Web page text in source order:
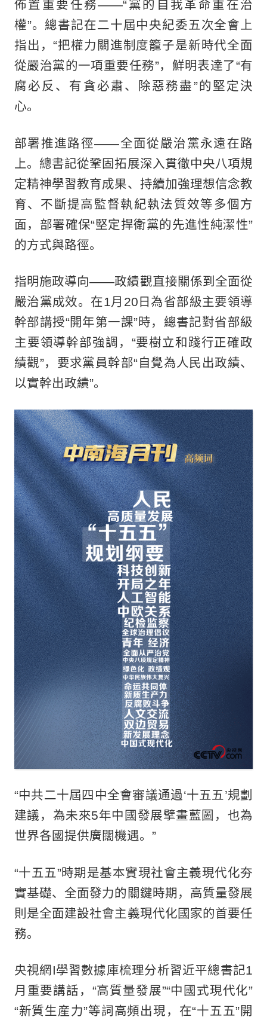
佈置重要任務——“黨的自我革命重在治
權”。總書記在二十屆中央紀委五次全會上
指出，“把權力關進制度籠子是新時代全面
從嚴治黨的一項重要任務”，鮮明表達了“有
腐必反、有貪必肅、除惡務盡”的堅定決
心。
部署推進路徑——全面從嚴治黨永遠在路
上。總書記從鞏固拓展深入貫徹中央八項規
定精神學習教育成果、持續加強理想信念教
育、不斷提高監督執紀執法質效等多個方
面，部署確保“堅定捍衛黨的先進性純潔性”
的方式與路徑。
指明施政導向——政績觀直接關係到全面從
嚴治黨成效。在1月20日為省部級主要領導
幹部講授“開年第一課”時，總書記對省部級
主要領導幹部強調，“要樹立和踐行正確政
績觀”，要求黨員幹部“自覺為人民出政績、
以實幹出政績”。
“中共二十屆四中全會審議通過‘十五五’規劃
建議，為未來5年中國發展擘畫藍圖，也為
世界各國提供廣闊機遇。”
“十五五”時期是基本實現社會主義現代化夯
實基礎、全面發力的關鍵時期，高質量發展
則是全面建設社會主義現代化國家的首要任
務。
央視網I學習數據庫梳理分析習近平總書記1
月重要講話，“高質量發展”“中國式現代化”
“新質生産力”等詞高頻出現，在“十五五”開